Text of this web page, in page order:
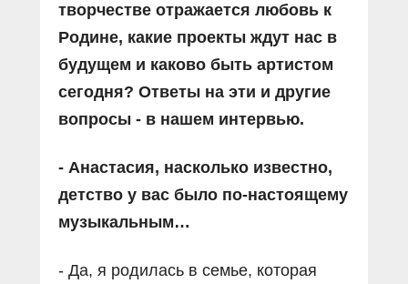
творчестве отражается любовь к
Родине, какие проекты ждут нас в
будущем и каково быть артистом
сегодня? Ответы на эти и другие
вопросы - в нашем интервью.
- Анастасия, насколько известно,
детство у вас было по-настоящему
музыкальным…
- Да, я родилась в семье, которая